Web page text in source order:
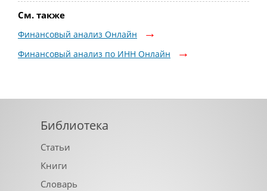
См. также
Финансовый анализ Онлайн
Финансовый анализ по ИНН Онлайн
Библиотека
Статьи
Книги
Словарь